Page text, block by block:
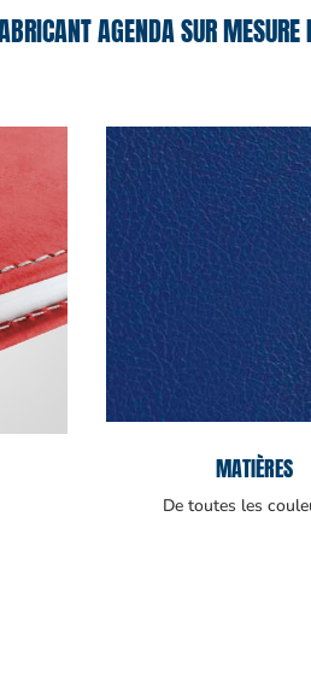
AGENDA SUR
MATIÈRES
De toutes les